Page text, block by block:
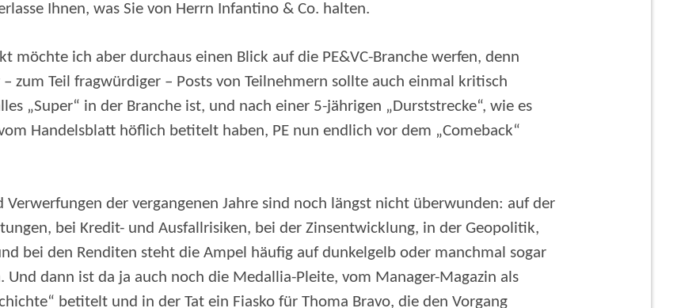
Ihnen, was Sie von Herrn Infantino & Co. halten.
möchte ich aber durchaus einen Blick auf die PE&VC-Branche werfen, denn
zum Teil fragwürdiger – Posts von Teilnehmern sollte auch einmal kritisch
„Super“ in der Branche ist, und nach einer 5-jährigen „Durststrecke“, wie es
Handelsblatt höflich betitelt haben, PE nun endlich vor dem „Comeback“
Verwerfungen der vergangenen Jahre sind noch längst nicht überwunden: auf der
bei Kredit- und Ausfallrisiken, bei der Zinsentwicklung, in der Geopolitik,
bei den Renditen steht die Ampel häufig auf dunkelgelb oder manchmal sogar
dann ist da ja auch noch die Medallia-Pleite, vom Manager-Magazin als
betitelt und in der Tat ein Fiasko für Thoma Bravo, die den Vorgang